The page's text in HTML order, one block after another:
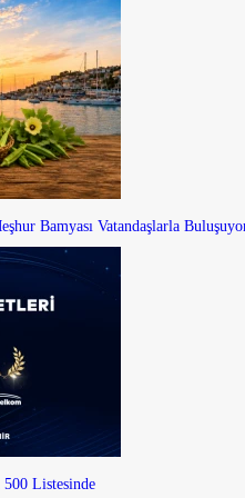
Bamyası Vatandaşlarla
Listesinde